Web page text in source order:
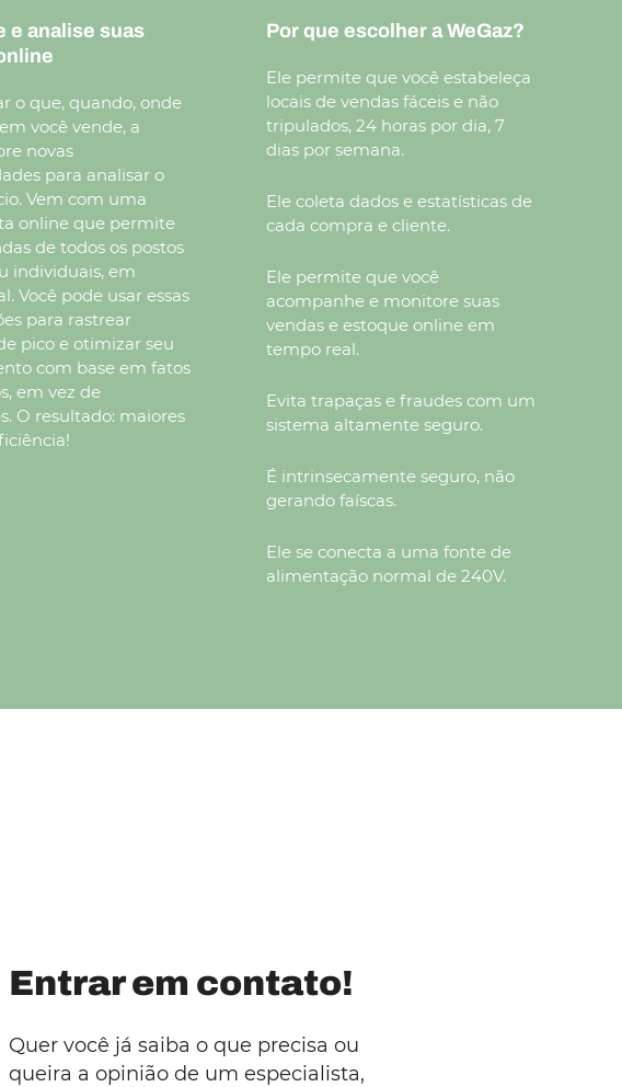
e analise suas
o que, quando, onde
você vende, a
novas
para analisar o
Vem com uma
online que permite
de todos os postos
individuais, em
Você pode usar essas
para rastrear
pico e otimizar seu
com base em fatos
em vez de
O resultado: maiores
Por que escolher a WeGaz?
Ele permite que você estabeleça
locais de vendas fáceis e não
tripulados, 24 horas por dia, 7
dias por semana.
Ele coleta dados e estatísticas de
cada compra e cliente.
Ele permite que você
acompanhe e monitore suas
vendas e estoque online em
tempo real.
Evita trapaças e fraudes com um
sistema altamente seguro.
É intrinsecamente seguro, não
gerando faíscas.
Ele se conecta a uma fonte de
alimentação normal de 240V.
Entrar em contato!
Quer você já saiba o que precisa ou
queira a opinião de um especialista,